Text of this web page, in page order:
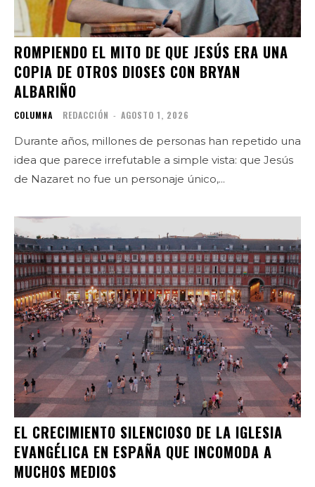
ROMPIENDO EL MITO DE QUE JESÚS ERA UNA
COPIA DE OTROS DIOSES CON BRYAN
ALBARIÑO
COLUMNA REDACCIÓN - AGOSTO 1, 2026
Durante años, millones de personas han repetido una
idea que parece irrefutable a simple vista: que Jesús
de Nazaret no fue un personaje único,...
EL CRECIMIENTO SILENCIOSO DE LA IGLESIA
EVANGÉLICA EN ESPAÑA QUE INCOMODA A
MUCHOS MEDIOS